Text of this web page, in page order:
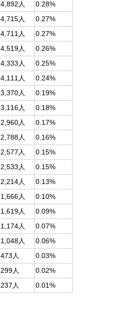
4,892人
0.28%
4,715人
0.27%
4,711人
0.27%
4,519人
0.26%
4,333人
0.25%
4,111人
0.24%
3,370人
0.19%
3,116人
0.18%
2,960人
0.17%
2,788人
0.16%
2,577人
0.15%
2,533人
0.15%
2,214人
0.13%
1,666人
0.10%
1,619人
0.09%
1,174人
0.07%
1,048人
0.06%
473人
0.03%
299人
0.02%
237人 0.01%